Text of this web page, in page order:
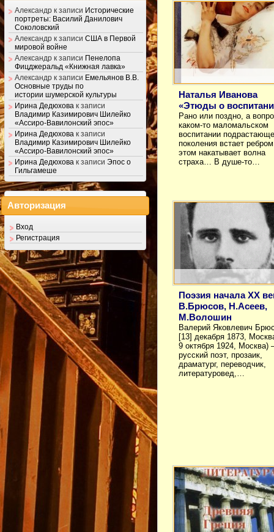
Наталья Иванова
«Этюды о
Рано или поздно, а
каком-то маломальском
воспитании
поколения встает
этом накатывает волна
страха… В душе-то…
Поэзия начала XX
В.Брюсов, Н.Асеев,
М.Волошин
Валерий Яковлевич
[13] декабря 1873,
9 октября 1924, Москва)
русский поэт, прозаик,
драматург, переводчик,
литературовед,…
Александр к записи Исторические
портреты: Василий Данилович
Соколовский
Александр к записи США в Первой
мировой войне
Александр к записи Пенелопа
Фицджеральд «Книжная лавка»
Александр к записи Емельянов В.В.
Основные труды по
истории шумерской культуры
Ирина Дедюхова к записи
Владимир Казимирович Шилейко
«Ассиро-Вавилонский эпос»
Ирина Дедюхова к записи
Владимир Казимирович Шилейко
«Ассиро-Вавилонский эпос»
Ирина Дедюхова к записи Эпос о
Гильгамеше
Авторизация
Вход
Регистрация